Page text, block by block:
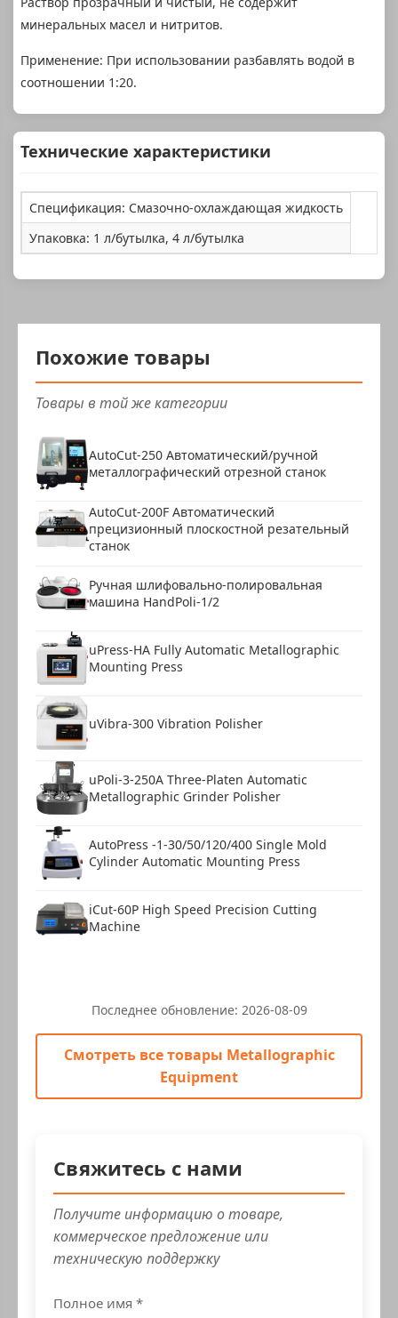
минеральных масел и нитритов.
Применение: При использовании разбавлять водой в
соотношении 1:20.
Технические характеристики
Спецификация: Смазочно-охлаждающая жидкость
Упаковка: 1 л/бутылка, 4 л/бутылка
Похожие товары
Товары в той же категории
AutoCut-250 Автоматический/ручной
металлографический отрезной станок
AutoCut-200F Автоматический
прецизионный плоскостной резательный
станок
Ручная шлифовально-полировальная
машина HandPoli-1/2
uPress-HA Fully Automatic Metallographic
Mounting Press
uVibra-300 Vibration Polisher
uPoli-3-250A Three-Platen Automatic
Metallographic Grinder Polisher
AutoPress -1-30/50/120/400 Single Mold
Cylinder Automatic Mounting Press
iCut-60P High Speed Precision Cutting
Machine
Последнее обновление: 2026-08-09
Смотреть все товары Metallographic
Equipment
Свяжитесь с нами
Получите информацию о товаре,
коммерческое предложение или
техническую поддержку
Полное имя *